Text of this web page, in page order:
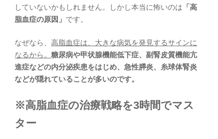
していないかもしれません。しかし本当に怖いのは 「高
脂血症の原因」 です。
なぜなら、高脂血症は、大きな病気を発見するサインに
なるから。糖尿病や甲状腺機能低下症、副腎皮質機能亢
進症などの内分泌疾患をはじめ、急性膵炎、糸球体腎炎
などが隠れていることが多いのです。
※高脂血症の治療戦略を3時間でマス
ター